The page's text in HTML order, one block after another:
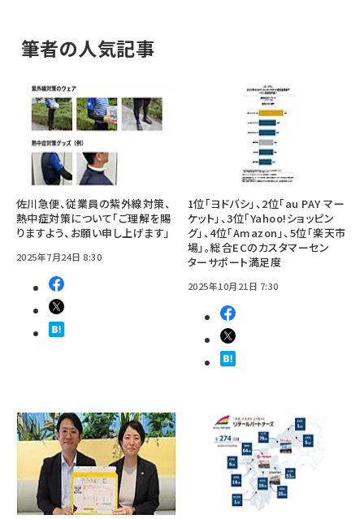
筆者の人気記事
佐川急便、従業員の紫外線対策、
熱中症対策について「ご理解を賜
りますよう、お願い申し上げます」
2025年7月24日 8:30
1位「ヨドバシ」、2位「au PAY マー
ケット」、3位「Yahoo!ショッピン
グ」、4位「Amazon」、5位「楽天市
場」。総合ECのカスタマーセン
ターサポート満足度
2025年10月21日 7:30